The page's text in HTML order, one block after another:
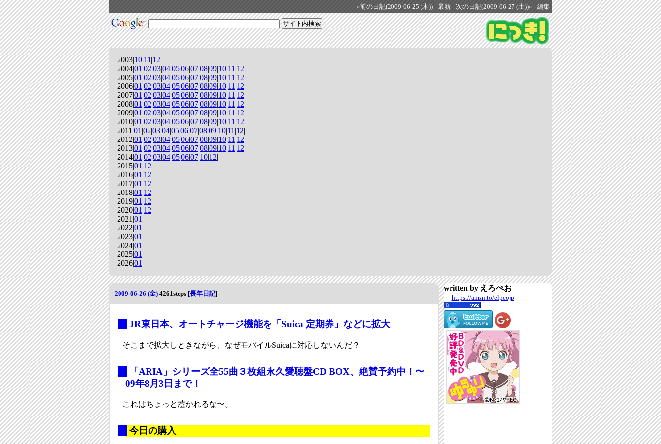
«前の日記(2009-06-25 (木)) 最新 次の日記(2009-06-27 (土))» 編集
2003|10|11 |12|
2004|01 |02|03|04|05|06|07|08|09|10|11 |12|
2005|01 |02|03|04|05|06|07|08|09|10|11 |12|
2006|01 |02|03|04|05|06|07|08|09|10|11 |12|
2007|01 |02|03|04|05|06|07|08|09|10|11 |12|
2008|01 |02|03|04|05|06|07|08|09|10|11 |12|
2009|01 |02|03|04|05|06|07|08|09|10|11 |12|
2010|01 |02|03|04|05|06|07|08|09|10|11 |12|
2011|01 |02|03|04|05|06|07|08|09|10|11 |12|
2012|01 |02|03|04|05|06|07|08|09|10|11 |12|
2013|01 |02|03|04|05|06|07|08|09|10|11 |12|
2014|01 |02|03|04|05|06|07|10|12|
2015|01 |12|
2016|01 |12|
2017|01 |12|
2018|01 |12|
2019|01 |12|
2020|01 |12|
2021|01 |
2022|01 |
2023|01 |
2024|01 |
2025|01 |
2026|01 |
2009-06-26 (金) 4261steps [長年日記]
JR東日本、オートチャージ機能を「Suica 定期券」などに拡大
そこまで拡大しときながら、なぜモバイルSuicaに対応しないんだ？
「ARIA」シリーズ全55曲３枚組永久愛聴盤CD BOX、絶賛予約中！〜
09年8月3日まで！
これはちょっと惹かれるな〜。
今日の購入
written by えろぺお
https://amzn.to/elpeojp